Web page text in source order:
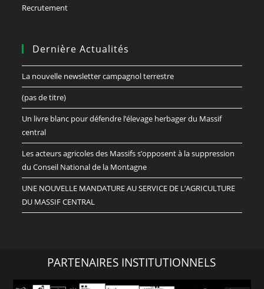
Recrutement
Dernière Actualités
La nouvelle newsletter campagnol terrestre
(pas de titre)
Un livre blanc pour défendre l’élevage herbager du Massif
central
Les acteurs agricoles des Massifs s’opposent à la suppression
du Conseil National de la Montagne
UNE NOUVELLE MANDATURE AU SERVICE DE L’AGRICULTURE
DU MASSIF CENTRAL
PARTENAIRES INSTITUTIONNELS